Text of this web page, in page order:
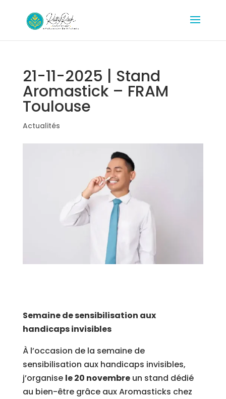
21-11-2025 | Stand
Aromastick – FRAM
Toulouse
Actualités
Semaine de sensibilisation aux
handicaps invisibles
À l’occasion de la semaine de
sensibilisation aux handicaps invisibles,
j’organise le 20 novembreun stand dédié
au bien-être grâce aux Aromasticks chez